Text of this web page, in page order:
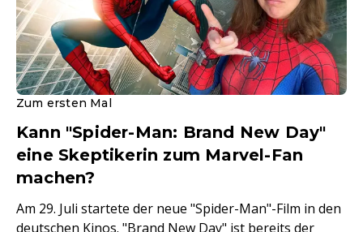
Zum ersten Mal
Kann "Spider-Man: Brand New Day"
eine Skeptikerin zum Marvel-Fan
machen?
Am 29. Juli startete der neue "Spider-Man"-Film in den
deutschen Kinos. "Brand New Day" ist bereits der